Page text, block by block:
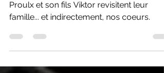
En tournée partout au Québec, Hubert
Proulx et son fils Viktor revisitent leur
famille... et indirectement, nos coeurs.